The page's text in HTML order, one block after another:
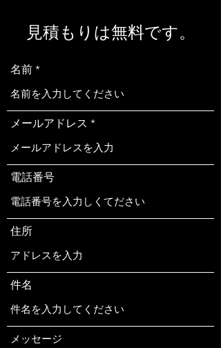
見積もりは無料です。
名前
メールアドレス
電話番号
住所
件名
メッセージ